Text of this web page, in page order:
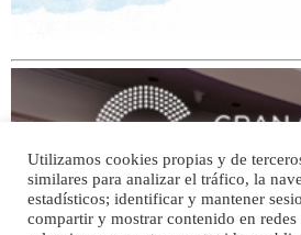
Utilizamos cookies propias y de
similares para analizar el tráfico, la
estadísticos; identificar y mantener
compartir y mostrar contenido en